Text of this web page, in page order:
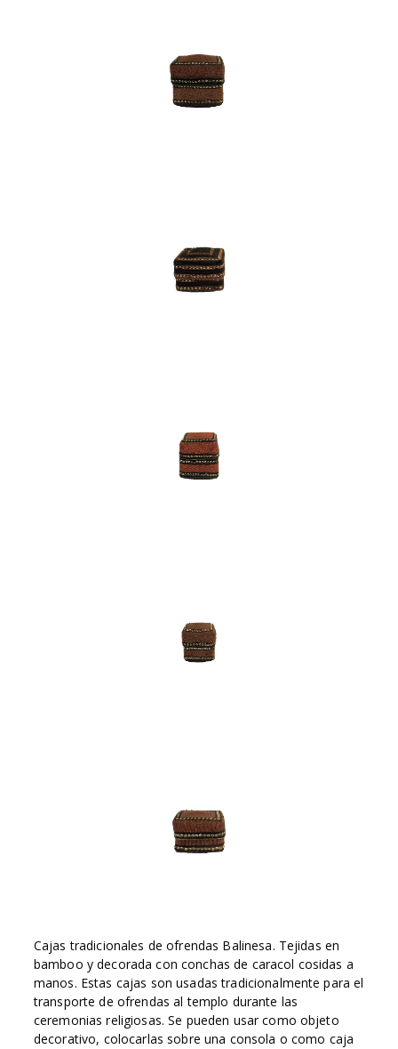
Cajas tradicionales de ofrendas Balinesa. Tejidas en
bamboo y decorada con conchas de caracol cosidas a
manos. Estas cajas son usadas tradicionalmente para el
transporte de ofrendas al templo durante las
ceremonias religiosas. Se pueden usar como objeto
decorativo, colocarlas sobre una consola o como caja